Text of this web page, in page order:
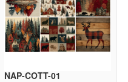
NAP-COTT-01